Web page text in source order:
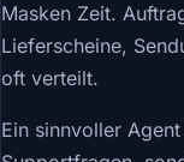
Masken Zeit.
Lieferscheine,
oft verteilt.
Ein sinnvoller